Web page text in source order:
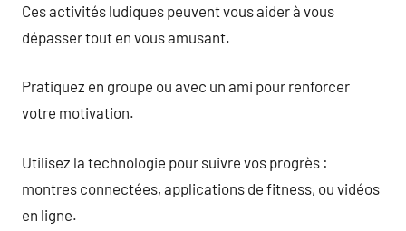
Ces activités ludiques peuvent vous aider à vous
dépasser tout en vous amusant.
Pratiquez en groupe ou avec un ami pour renforcer
votre motivation.
Utilisez la technologie pour suivre vos progrès :
montres connectées, applications de fitness, ou vidéos
en ligne.